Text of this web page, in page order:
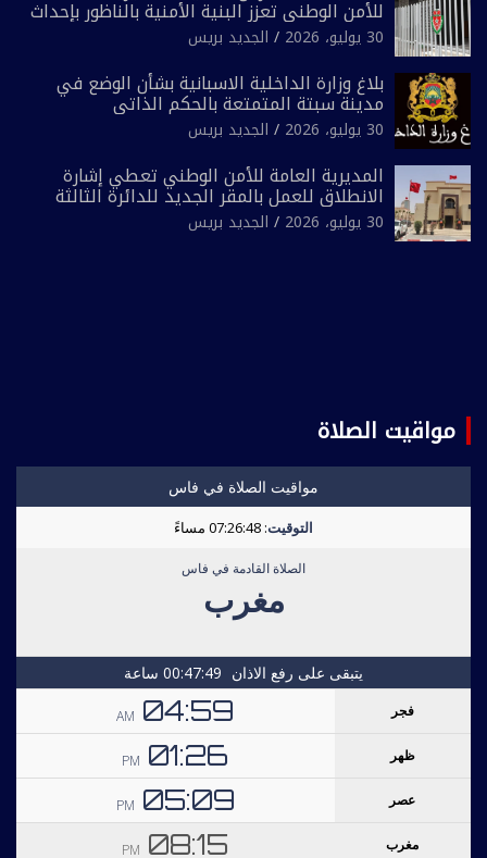
للأمن الوطني تعزز البنية الأمنية بالناظور بإحداث
فرقتين جديدتين
30 يوليو، 2026 الجديد بريس
بلاغ وزارة الداخلية الاسبانية بشأن الوضع في
مدينة سبتة المتمتعة بالحكم الذاتي
30 يوليو، 2026 الجديد بريس
المديرية العامة للأمن الوطني تعطي إشارة
الانطلاق للعمل بالمقر الجديد للدائرة الثالثة
للشرطة بولاية أمن العيون
30 يوليو، 2026 الجديد بريس
مواقيت الصلاة